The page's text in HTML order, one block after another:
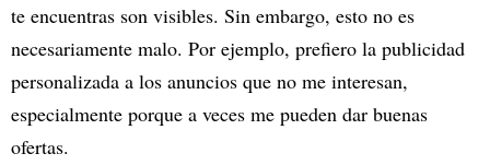
te encuentras son visibles. Sin embargo, esto no es
necesariamente malo. Por ejemplo, prefiero la publicidad
personalizada a los anuncios que no me interesan,
especialmente porque a veces me pueden dar buenas
ofertas.